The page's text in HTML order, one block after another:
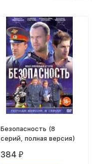
Безопасность (8
серий, полная версия)
384 ₽